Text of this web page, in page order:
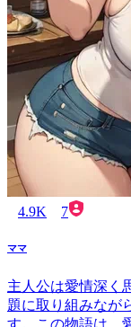
4.9K 7
ママ
主人公は愛情深く
題に取り組みなが
す。この物語は、